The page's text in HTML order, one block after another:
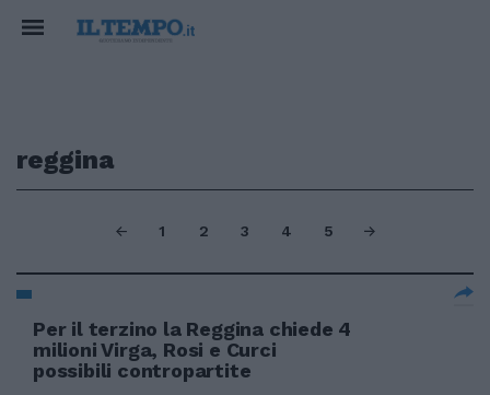
reggina
1 2 3 4 5
Per il terzino la Reggina chiede 4
milioni Virga, Rosi e Curci
possibili contropartite